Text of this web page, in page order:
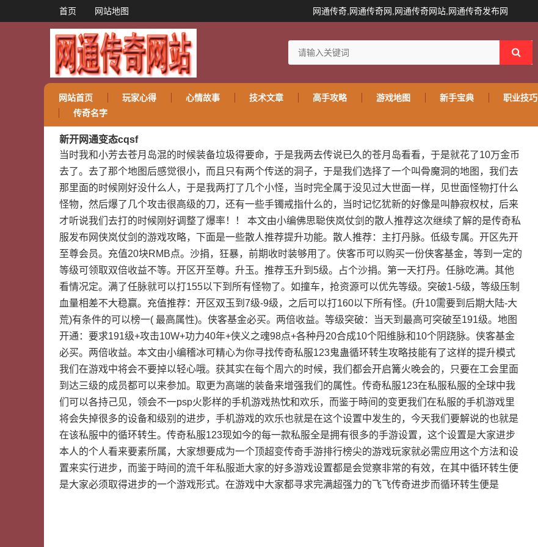
首页 网站地图 网通传奇,网通传奇网,网通传奇网站,网通传奇发布网
网站首页 玩家心得 心情故事 技术文章 高手攻略 游戏地图 新手宝典 职业技巧
传奇名字
新开网通变态cqsf
当时我和小芳去苍月岛混的时候装备垃圾得要命，于是我两去传说已久的苍月岛看看，于是就花了10万金币
去了。去了那个地图后感觉很小，而且只有两个传送的洞子，于是我们选择了一个叫骨魔洞的地图，我们去
那里面的时候刚好没什么人，于是我两打了几个小怪，当时完全属于没见过大世面一样，见世面怪物打什么
怪物，然后爆了几个攻击很高级的刀，还有一些手镯戒指什么的，当时记忆犹新的好像是叫静寂权杖，后来
才听说我们去打的时候刚好调整了爆率！！ 本文由小编佛思聪侠岚仗剑的散人推荐这次继续了解的是传奇私
服发布网侠岚仗剑的游戏攻略，下面是一些散人推荐提升功能。散人推荐：主打丹脉。低级专属。开区先开
至尊会员。充值20块RMB点。沙捐，狂暴，前期收时装够用了。侠客币可以购买一份侠客基金，等到一定的
等级可领取双倍收益不等。开区开至尊。升玉。推荐玉升到5级。占个沙捐。第一天打丹。任脉吃满。其他
看情况定。满了任脉就可以打155以下到所有怪物了。如撞车，抢资源可以优先等级。突破1-5级，等级压制
血量相差不大稳赢。充值推荐：开区双玉到7级-9级，之后可以打160以下所有怪。(升10需要到后期大陆-大
荒)有条件的可以榜一( 最高属性)。侠客基金必买。两倍收益。等级突破：当天到最高可突破至191级。地图
开通：要求191级+攻击10W+功力40年+侠义之魂98点+各种丹20合成10个阳维脉和10个阴跷脉。侠客基金
必买。两倍收益。本文由小编稽冰可精心为你寻找传奇私服123鬼蛊循环转生攻略技能有了这样的提升模式
我们在游戏中将会不要掉以轻心哦。获其实在每个周六的时候，我们都会开启篝火晚会的，只要在工会里面
到达三级的成员都可以来参加。取更为高端的装备来增强我们的属性。传奇私服123在私服私服的全球中我
们可以各持己见，领会不一psp火影样的手机游戏热忱和欢乐，而鉴于時间的变更我们在私服的手机游戏里
将会失掉很多的设备和级别的进步，手机游戏的欢乐也就是在这个设置中发生的，今天我们要解说的也就是
在该私服中的循环转生。传奇私服123现如今的每一款私服全是拥有很多的手游设置，这个设置是大家进步
本人的个人看来要素所属，大家想要成为一个顶超变传奇手游排行榜尖的游戏玩家就必需应用这个方法和设
置来实行进步，而鉴于時间的流千年私服逝大家的好多游戏设置都是会觉察非常的有效，在其中循环转生便
是大家必须取得进步的一个游戏形式。在游戏中大家都寻求完满超强力的飞飞传奇进步而循环转生便是